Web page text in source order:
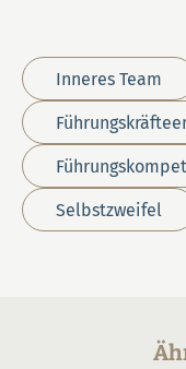
Inneres Team
Selbstzweifel